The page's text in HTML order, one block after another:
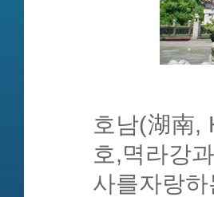
호남(湖南,
호,멱라강
사를자랑